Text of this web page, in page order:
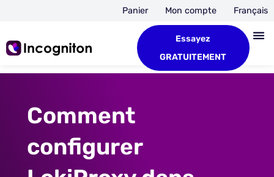
Panier Mon compte Français
Essayez
GRATUITEMENT
Comment
configurer